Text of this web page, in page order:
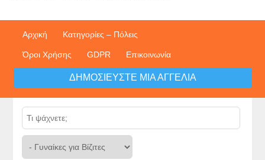
Αρχική Κατηγορίες – Πόλεις
Όροι Χρήσης GDPR Επικοινωνία
ΔΗΜΟΣΙΕΎΣΤΕ ΜΙΑ ΑΓΓΕΛΊΑ